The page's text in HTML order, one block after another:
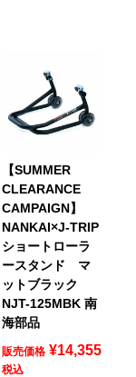
【SUMMER
CLEARANCE
CAMPAIGN】
NANKAI×J-TRIP
ショートローラ
ースタンド マ
ットブラック
NJT-125MBK 南
海部品
販売価格 ¥14,355
税込